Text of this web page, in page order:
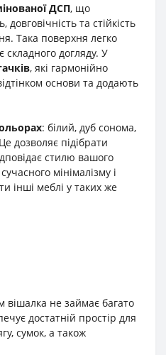
ДСП, що
та стійкість
Така поверхня легко
догляду. У
, які гармонійно
основи та додають
: білий, дуб сонома,
дозволяє підібрати
стилю вашого
мінімалізму і
інші меблі у таких же
не займає багато
достатній простір для
сумок, а також